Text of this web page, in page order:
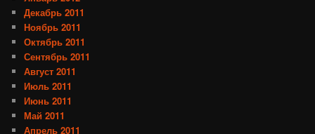
Декабрь 2011
Ноябрь 2011
Октябрь 2011
Сентябрь 2011
Август 2011
Июль 2011
Июнь 2011
Май 2011
Апрель 2011